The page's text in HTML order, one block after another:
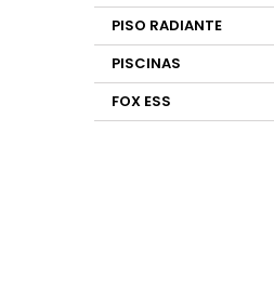
PISO RADIANTE
PISCINAS
FOX ESS